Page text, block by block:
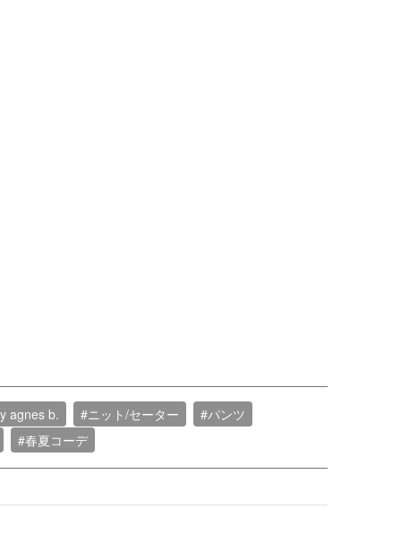
agnes b. #ニット/セーター
#パンツ
#春夏コーデ